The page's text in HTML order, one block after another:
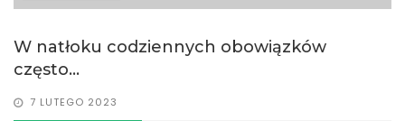
W natłoku codziennych obowiązków
często...
7 LUTEGO 2023